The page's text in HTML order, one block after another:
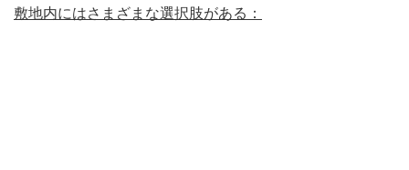
敷地内にはさまざまな選択肢がある：